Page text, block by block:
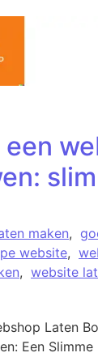
maken,
website,
, website
Laten
Een